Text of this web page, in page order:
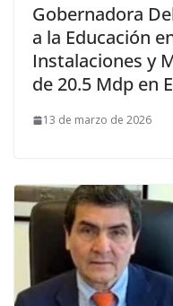
Gobernadora
a la Educación
Instalaciones y
de 20.5 Mdp en
13 de marzo de 2026